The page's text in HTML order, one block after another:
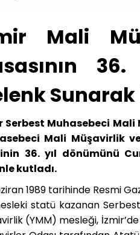
Mali
Sunarak
Serbest Muhasebeci Mali
Mali Müşavirlik
36. yıl dönümünü
kutladı.
1989 tarihinde Resmi
statü kazanan
(YMM) mesleği,